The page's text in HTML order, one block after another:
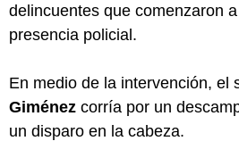
delincuentes que comenzaron
presencia policial.
En medio de la intervención, el
Giménez corría por un
un disparo en la cabeza.